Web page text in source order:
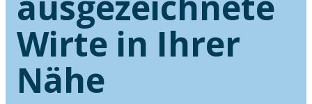
Wirte in Ihrer
Nähe